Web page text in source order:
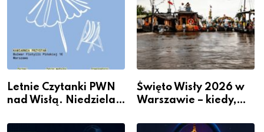
Letnie Czytanki PWN
nad Wisłą. Niedziela z
dla siebie
Święto Wisły 2026 w
Warszawie – kiedy,
działo 2 sierpnia